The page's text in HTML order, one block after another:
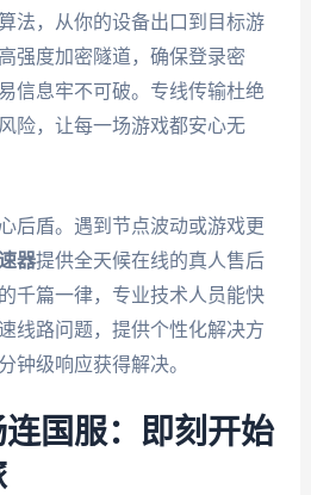
法，从你的设备出口到目标游
强度加密隧道，确保登录密
信息牢不可破。专线传输杜绝
险，让每一场游戏都安心无
后盾。遇到节点波动或游戏更
器提供全天候在线的真人售后
千篇一律，专业技术人员能快
线路问题，提供个性化解决方
钟级响应获得解决。
国服：即刻开始